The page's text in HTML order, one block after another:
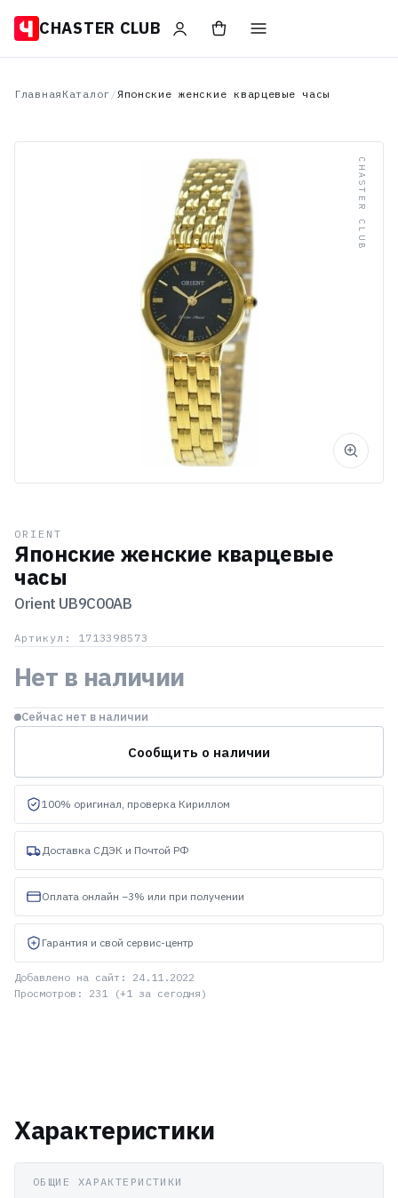
CHASTER CLUB
Главная Каталог /Японские женские кварцевые часы
CHASTER CLUB
ORIENT
Японские женские кварцевые
часы
Orient UB9C00AB
Артикул: 1713398573
Нет в наличии
Сейчас нет в наличии
Сообщить о наличии
100% оригинал, проверка Кириллом
Доставка СДЭК и Почтой РФ
Оплата онлайн −3% или при получении
Гарантия и свой сервис-центр
Добавлено на сайт: 24.11.2022
Просмотров: 231 (+1 за сегодня)
Характеристики
ОБЩИЕ ХАРАКТЕРИСТИКИ